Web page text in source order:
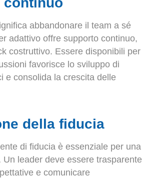
abbandonare il team a sé
adattivo offre supporto continuo,
costruttivo. Essere disponibili per
favorisce lo sviluppo di
e consolida la crescita delle
della fiducia
di fiducia è essenziale per una
Un leader deve essere trasparente
e comunicare